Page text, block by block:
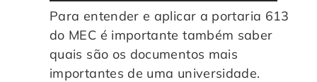
Para entender e aplicar a portaria 613
do MEC é importante também saber
quais são os documentos mais
importantes de uma universidade.